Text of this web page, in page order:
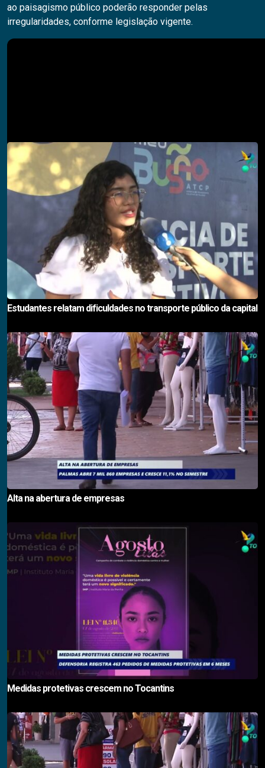
ao paisagismo público poderão responder pelas
irregularidades, conforme legislação vigente.
Estudantes relatam dificuldades no transporte público da capital
Alta na abertura de empresas
Medidas protetivas crescem no Tocantins